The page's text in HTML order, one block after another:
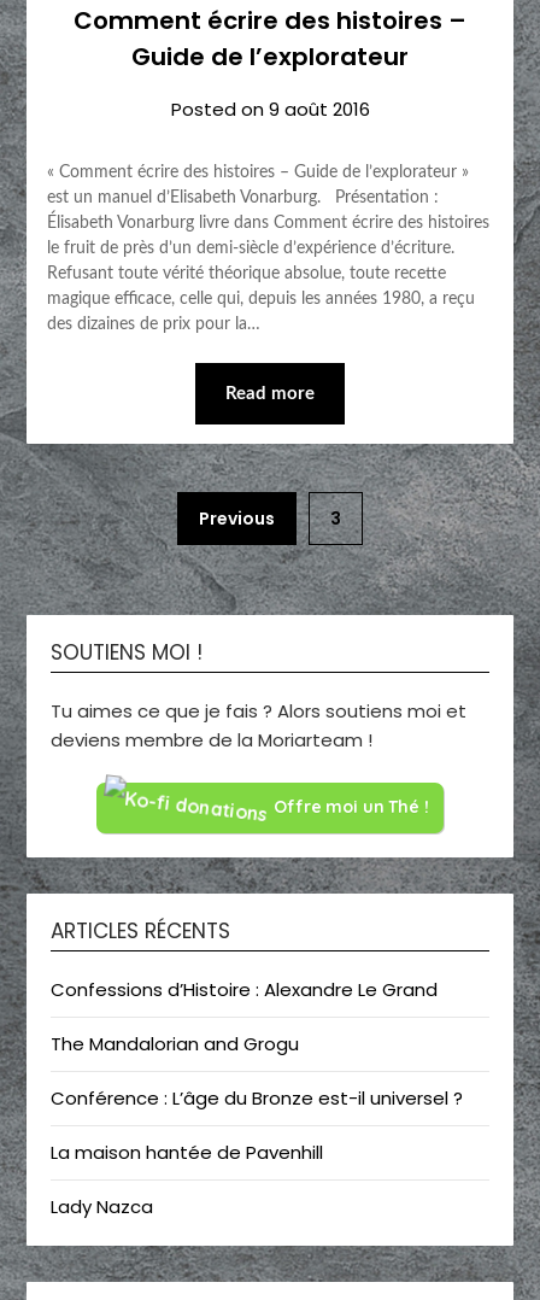
Comment écrire des histoires –
Guide de l’explorateur
Posted on9 août 2016
« Comment écrire des histoires – Guide de l’explorateur »
est un manuel d’Elisabeth Vonarburg. Présentation :
Élisabeth Vonarburg livre dans Comment écrire des histoires
le fruit de près d’un demi-siècle d’expérience d’écriture.
Refusant toute vérité théorique absolue, toute recette
magique efficace, celle qui, depuis les années 1980, a reçu
des dizaines de prix pour la…
Read more
Previous 3
SOUTIENS MOI !
Tu aimes ce que je fais ? Alors soutiens moi et
deviens membre de la Moriarteam !
Offre moi un Thé !
ARTICLES RÉCENTS
Confessions d’Histoire : Alexandre Le Grand
The Mandalorian and Grogu
Conférence : L’âge du Bronze est-il universel ?
La maison hantée de Pavenhill
Lady Nazca